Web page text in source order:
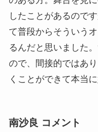
したことがあるので
て普段からそういう
るんだと思いました
ので、間接的ではあ
くことができて本当に
南沙良 コメント